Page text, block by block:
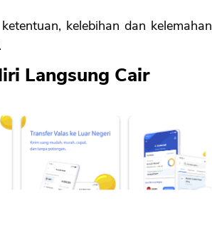
kelebihan dan kelemahan
Langsung Cair